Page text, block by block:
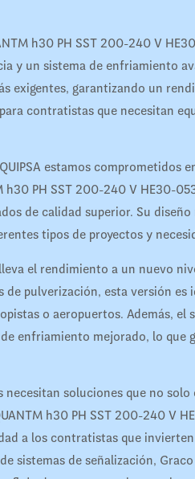
h30 PH SST 200-240 V
y un sistema de enfriamiento
exigentes, garantizando un
contratistas que necesitan
estamos comprometidos
h30 PH SST 200-240 V HE30-
de calidad superior. Su
tipos de proyectos y
el rendimiento a un nuevo
pulverización, esta versión es
o aeropuertos. Además, el
enfriamiento mejorado, lo que
necesitan soluciones que no
h30 PH SST 200-240 V
a los contratistas que
sistemas de señalización,